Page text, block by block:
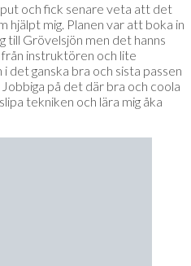
och fick senare veta att det
hjälpt mig. Planen var att boka in
till Grövelsjön men det hanns
instruktören och lite
det ganska bra och sista passen
på det där bra och coola
tekniken och lära mig åka